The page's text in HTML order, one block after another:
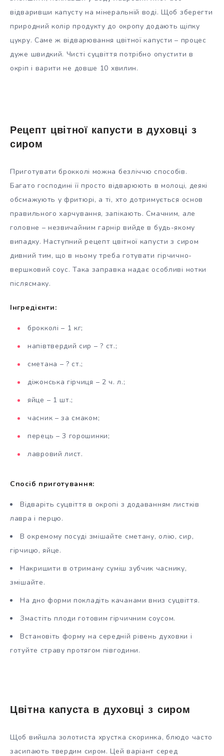
відваривши капусту на мінеральній воді. Щоб зберегти
природний колір продукту до окропу додають щіпку
цукру. Саме ж відварювання цвітної капусти – процес
дуже швидкий. Чисті суцвіття потрібно опустити в
окріп і варити не довше 10 хвилин.
Рецепт цвітної капусти в духовці з
сиром
Приготувати брокколі можна безліччю способів.
Багато господині її просто відварюють в молоці, деякі
обсмажують у фритюрі, а ті, хто дотримується основ
правильного харчування, запікають. Смачним, але
головне – незвичайним гарнір вийде в будь-якому
випадку. Наступний рецепт цвітної капусти з сиром
дивний тим, що в ньому треба готувати гірчично-
вершковий соус. Така заправка надає особливі нотки
післясмаку.
Інгредієнти:
брокколі – 1 кг;
напівтвердий сир – ? ст.;
сметана – ? ст.;
діжонська гірчиця – 2 ч. л.;
яйце – 1 шт.;
часник – за смаком;
перець – 3 горошинки;
лавровий лист.
Спосіб приготування:
Відваріть суцвіття в окропі з додаванням листків
лавра і перцю.
В окремому посуді змішайте сметану, олію, сир,
гірчицю, яйце.
Накришити в отриману суміш зубчик часнику,
змішайте.
На дно форми покладіть качанами вниз суцвіття.
Змастіть плоди готовим гірчичним соусом.
Встановіть форму на середній рівень духовки і
готуйте страву протягом півгодини.
Цвітна капуста в духовці з сиром
Щоб вийшла золотиста хрустка скоринка, блюдо часто
засипають твердим сиром. Цей варіант серед